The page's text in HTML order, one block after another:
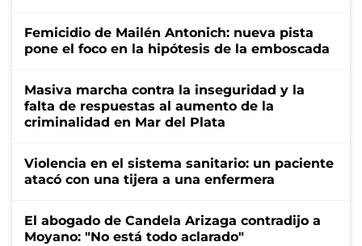
Femicidio de Mailén Antonich: nueva pista
pone el foco en la hipótesis de la emboscada
Masiva marcha contra la inseguridad y la
falta de respuestas al aumento de la
criminalidad en Mar del Plata
Violencia en el sistema sanitario: un paciente
atacó con una tijera a una enfermera
El abogado de Candela Arizaga contradijo a
Moyano: "No está todo aclarado"